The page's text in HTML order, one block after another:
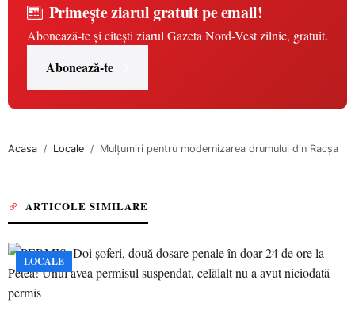
Primește ziarul gratuit pe email!
Abonează-te și citești ziarul Gazeta Nord-Vest zilnic, gratuit.
Abonează-te
Acasa Locale Mulţumiri pentru modernizarea drumului din Racşa
ARTICOLE SIMILARE
LOCALE